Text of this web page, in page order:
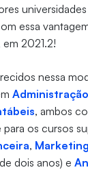
essa
2021.2!
nessa
, ambos
os cursos
,
dois anos) e